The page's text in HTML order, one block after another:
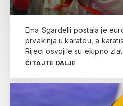
Ema Sgardelli postala je
prvakinja u karateu, a
Rijeci osvojile su ekipno
ČITAJTE DALJE